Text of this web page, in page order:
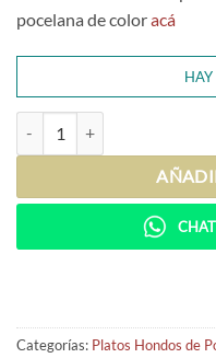
pocelana de coloracá
HAY
Categorías: Platos Hondos de